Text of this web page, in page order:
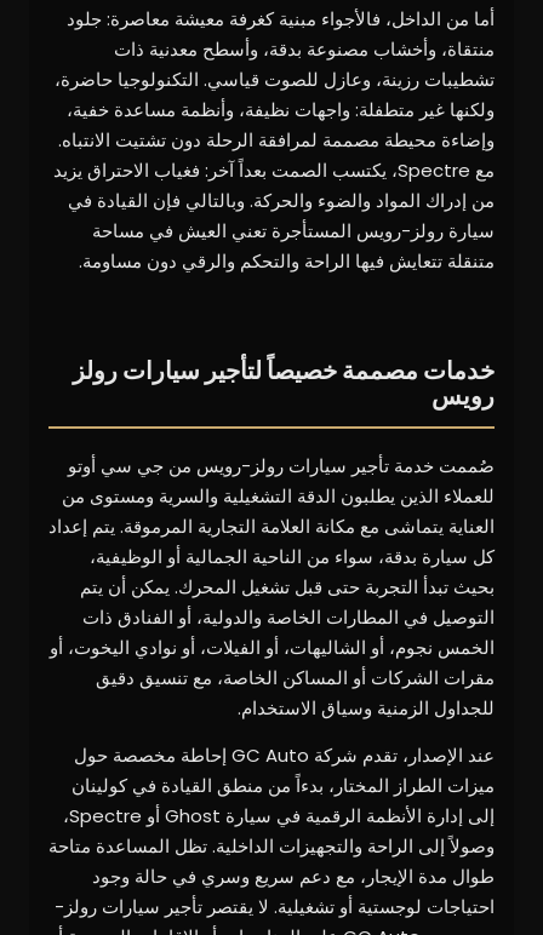
أما من الداخل، فالأجواء مبنية كغرفة معيشة معاصرة: جلود
منتقاة، وأخشاب مصنوعة بدقة، وأسطح معدنية ذات
تشطيبات رزينة، وعازل للصوت قياسي. التكنولوجيا حاضرة،
ولكنها غير متطفلة: واجهات نظيفة، وأنظمة مساعدة خفية،
وإضاءة محيطة مصممة لمرافقة الرحلة دون تشتيت الانتباه.
مع Spectre، يكتسب الصمت بعداً آخر: فغياب الاحتراق يزيد
من إدراك المواد والضوء والحركة. وبالتالي فإن القيادة في
سيارة رولز-رويس المستأجرة تعني العيش في مساحة
متنقلة تتعايش فيها الراحة والتحكم والرقي دون مساومة.
خدمات مصممة خصيصاً لتأجير سيارات رولز
رويس
صُممت خدمة تأجير سيارات رولز-رويس من جي سي أوتو
للعملاء الذين يطلبون الدقة التشغيلية والسرية ومستوى من
العناية يتماشى مع مكانة العلامة التجارية المرموقة. يتم إعداد
كل سيارة بدقة، سواء من الناحية الجمالية أو الوظيفية،
بحيث تبدأ التجربة حتى قبل تشغيل المحرك. يمكن أن يتم
التوصيل في المطارات الخاصة والدولية، أو الفنادق ذات
الخمس نجوم، أو الشاليهات، أو الفيلات، أو نوادي اليخوت، أو
مقرات الشركات أو المساكن الخاصة، مع تنسيق دقيق
للجداول الزمنية وسياق الاستخدام.
عند الإصدار، تقدم شركة GC Auto إحاطة مخصصة حول
ميزات الطراز المختار، بدءاً من منطق القيادة في كولينان
إلى إدارة الأنظمة الرقمية في سيارة Ghost أو Spectre،
وصولاً إلى الراحة والتجهيزات الداخلية. تظل المساعدة متاحة
طوال مدة الإيجار، مع دعم سريع وسري في حالة وجود
احتياجات لوجستية أو تشغيلية. لا يقتصر تأجير سيارات رولز-